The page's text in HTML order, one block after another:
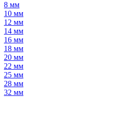
8 мм
10 мм
12 мм
14 мм
16 мм
18 мм
20 мм
22 мм
25 мм
28 мм
32 мм